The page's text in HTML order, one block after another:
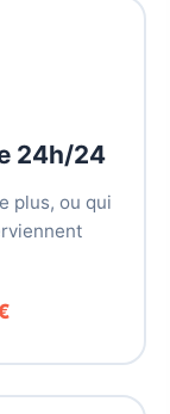
24h/24
plus, ou qui